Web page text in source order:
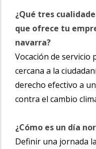
¿Qué tres
que ofrece tu
navarra?
Vocación de servicio
cercana a la
derecho efectivo a
contra el cambio
¿Cómo es un día
Definir una jornada